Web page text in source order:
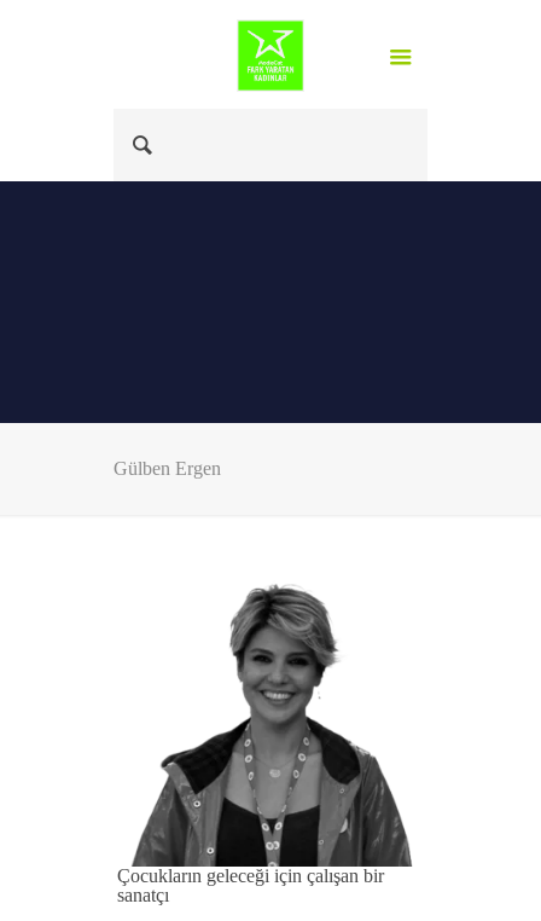
Gülben Ergen
Çocukların geleceği için çalışan bir
sanatçı